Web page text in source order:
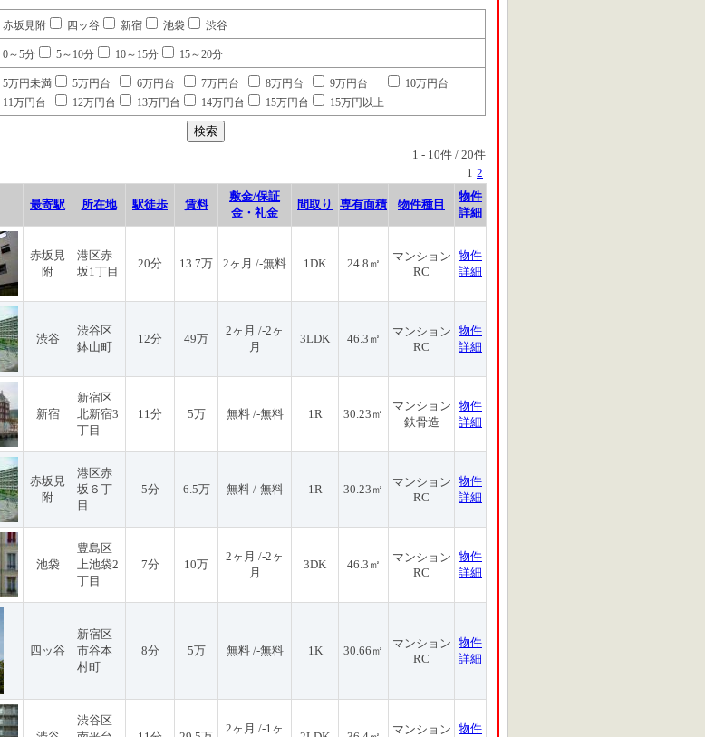
赤坂見附 四ッ谷 新宿 池袋 渋谷
0～5分 5～10分 10～15分 15～20分
5万円未満 5万円台 6万円台 7万円台 8万円台 9万円台
10万円台
11万円台
12万円台 13万円台 14万円台 15万円台 15万円以上
1 - 10件 / 20件
1 2
最寄駅 所在地 駅徒歩 賃料
敷金/保証
金・礼金
間取り 専有面積 物件種目
物件
詳細
赤坂見
附
港区赤
坂1丁目
20分 13.7万 2ヶ月 /-無料 1DK 24.8㎡
マンション
RC
物件
詳細
渋谷
渋谷区
鉢山町
12分 49万
2ヶ月 /-2ヶ
月
3LDK 46.3㎡
マンション
RC
物件
詳細
新宿
新宿区
北新宿3
丁目
11分 5万 無料 /-無料 1R 30.23㎡
マンション
鉄骨造
物件
詳細
赤坂見
附
港区赤
坂６丁
目
5分 6.5万 無料 /-無料 1R 30.23㎡
マンション
RC
物件
詳細
池袋
豊島区
上池袋2
丁目
7分 10万
2ヶ月 /-2ヶ
月
3DK 46.3㎡
マンション
RC
物件
詳細
四ッ谷
新宿区
市谷本
村町
8分 5万 無料 /-無料 1K 30.66㎡
マンション
RC
物件
詳細
渋谷区
2ヶ月 /-1ヶ マンション 物件